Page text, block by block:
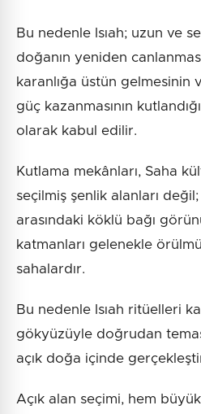
Bu nedenle Isıah; uzun ve
doğanın yeniden
karanlığa üstün gelmesinin
güç kazanmasının
olarak kabul edilir.
Kutlama mekânları, Saha
seçilmiş şenlik alanları
arasındaki köklü bağı
katmanları gelenekle
sahalardır.
Bu nedenle Isıah ritüelleri
gökyüzüyle doğrudan
açık doğa içinde
Açık alan seçimi, hem